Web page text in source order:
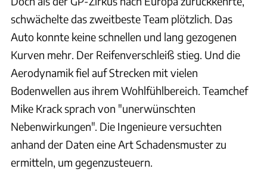
schwächelte das zweitbeste Team plötzlich. Das
Auto konnte keine schnellen und lang gezogenen
Kurven mehr. Der Reifenverschleiß stieg. Und die
Aerodynamik fiel auf Strecken mit vielen
Bodenwellen aus ihrem Wohlfühlbereich. Teamchef
Mike Krack sprach von "unerwünschten
Nebenwirkungen". Die Ingenieure versuchten
anhand der Daten eine Art Schadensmuster zu
ermitteln, um gegenzusteuern.